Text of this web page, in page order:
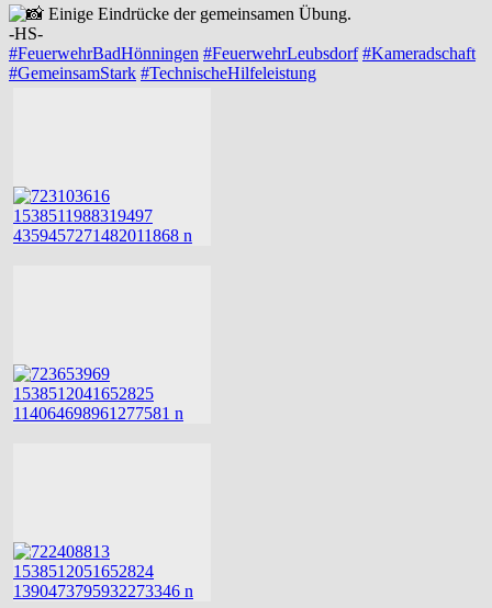
Einige Eindrücke der gemeinsamen Übung.
-HS-
#FeuerwehrBadHönningen #FeuerwehrLeubsdorf #Kameradschaft
#GemeinsamStark #TechnischeHilfeleistung